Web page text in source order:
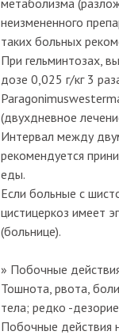
неизмененного
таких больных
При гельминтозах,
дозе 0,025 г/кг 3
(двухдневное
Интервал между
рекомендуется
еды.
Если больные с
цистицеркоз имеет
(больнице).
» Побочные
Тошнота, рвота,
тела; редко -
Побочные действия